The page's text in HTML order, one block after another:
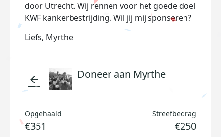
door Utrecht. Wij rennen voor het goede doel
KWF kankerbestrijding. Wil jij mij sponseren?
Liefs, Myrthe
arrow_back Doneer aan Myrthe
Opgehaald
€351
Streefbedrag
€250